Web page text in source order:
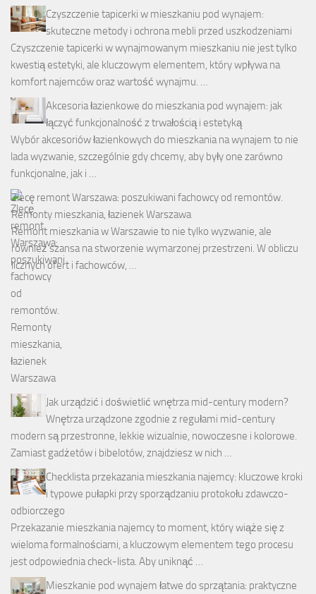
Czyszczenie tapicerki w mieszkaniu pod wynajem:
skuteczne metody i ochrona mebli przed uszkodzeniami
Czyszczenie tapicerki w wynajmowanym mieszkaniu nie jest tylko
kwestią estetyki, ale kluczowym elementem, który wpływa na
komfort najemców oraz wartość wynajmu. …
Akcesoria łazienkowe do mieszkania pod wynajem: jak
łączyć funkcjonalność z trwałością i estetyką
Wybór akcesoriów łazienkowych do mieszkania na wynajem to nie
lada wyzwanie, szczególnie gdy chcemy, aby były one zarówno
funkcjonalne, jak i …
Zlecę remont Warszawa: poszukiwani fachowcy od remontów.
Remonty mieszkania, łazienek Warszawa
Remont mieszkania w Warszawie to nie tylko wyzwanie, ale
również szansa na stworzenie wymarzonej przestrzeni. W obliczu
licznych ofert i fachowców, …
Jak urządzić i doświetlić wnętrza mid-century modern?
Wnętrza urządzone zgodnie z regułami mid-century
modern są przestronne, lekkie wizualnie, nowoczesne i kolorowe.
Zamiast gadżetów i bibelotów, znajdziesz w nich …
Checklista przekazania mieszkania najemcy: kluczowe kroki
i typowe pułapki przy sporządzaniu protokołu zdawczo-
odbiorczego
Przekazanie mieszkania najemcy to moment, który wiąże się z
wieloma formalnościami, a kluczowym elementem tego procesu
jest odpowiednia check-lista. Aby uniknąć …
Mieszkanie pod wynajem łatwe do sprzątania: praktyczne